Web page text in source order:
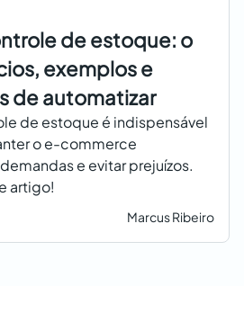
de estoque: o
exemplos e
de automatizar
de estoque é indispensável
o e-commerce
e evitar prejuízos.
artigo!
Marcus Ribeiro